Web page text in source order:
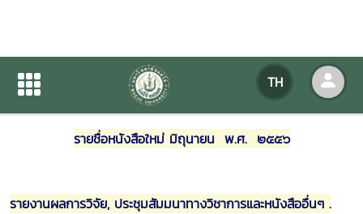
TH
หนังสือใหม่ เดือนมิถุนายน 2556
รายละเอียดข่าวสาร
รายชื่อหนังสือใหม่ มิถุนายน พ.ศ. ๒๕๕๖
รายงานผลการวิจัย, ประชุมสัมมนาทางวิชาการและหนังสืออื่นๆ .